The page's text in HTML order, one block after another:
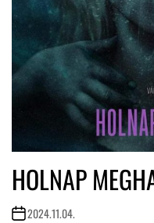
HOLNAP
2024.11.04.